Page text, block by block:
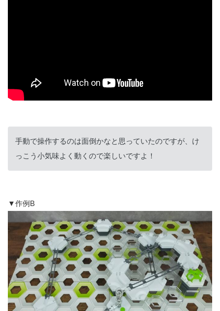
手動で操作するのは面倒かなと思っていたのですが、け
っこう小気味よく動くので楽しいですよ！
▼作例B